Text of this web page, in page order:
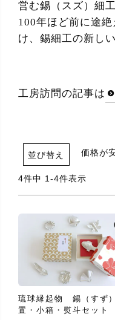
営む錫（スズ）細
100年ほど前に途
け、錫細工の新し
工房訪問の記事は
並び替え 価格が
4件中 1-4件表示
琉球縁起物 錫（すず
置・小箱・熨斗セット